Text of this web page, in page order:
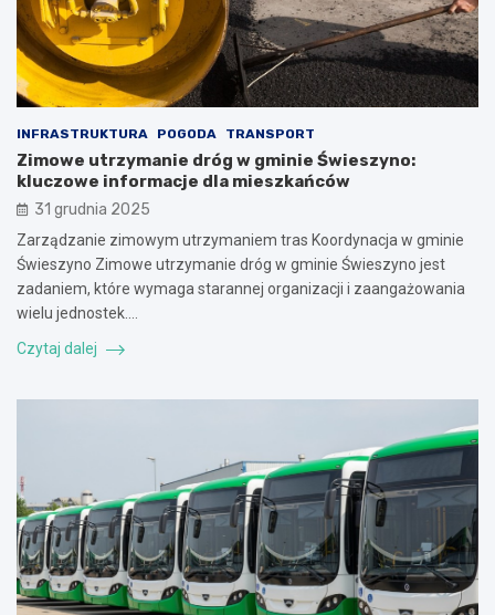
INFRASTRUKTURA POGODA TRANSPORT
Zimowe utrzymanie dróg w gminie Świeszyno:
kluczowe informacje dla mieszkańców
31 grudnia 2025
Zarządzanie zimowym utrzymaniem tras Koordynacja w gminie
Świeszyno Zimowe utrzymanie dróg w gminie Świeszyno jest
zadaniem, które wymaga starannej organizacji i zaangażowania
wielu jednostek.…
Czytaj dalej